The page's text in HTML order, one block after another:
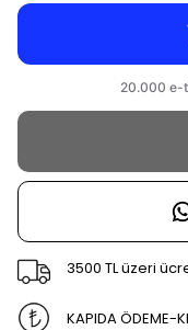
3500 TL üzeri
KAPIDA ÖDEME-